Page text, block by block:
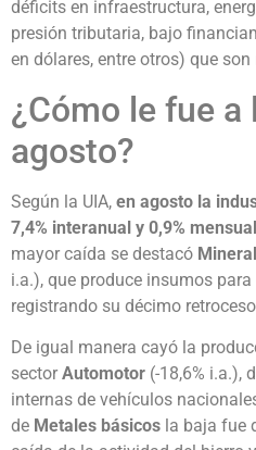
déficits en infraestructura,
presión tributaria, bajo
en dólares, entre otros) que
¿Cómo le fue
agosto?
Según la UIA, en agosto la
7,4% interanual y 0,9% mensual
mayor caída se destacó
i.a.), que produce insumos
registrando su décimo
De igual manera cayó la
sector Automotor (-18,6% i.a.),
internas de vehículos
de Metales básicos la baja fue